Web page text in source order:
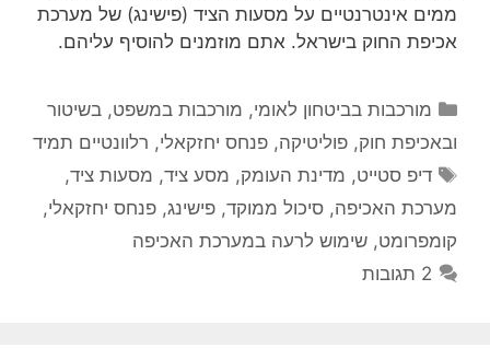
ממים אינטרנטיים על מסעות הציד (פישינג) של מערכת
אכיפת החוק בישראל. אתם מוזמנים להוסיף עליהם.
קטגוריות
מורכבות בביטחון לאומי, מורכבות במשפט, בשיטור
ובאכיפת חוק, פוליטיקה, פנחס יחזקאלי, רלוונטיים תמיד
תגיות
דיפ סטייט, מדינת העומק, מסע ציד, מסעות ציד,
מערכת האכיפה, סיכול ממוקד, פישינג, פנחס יחזקאלי,
קומפרומט, שימוש לרעה במערכת האכיפה
2 תגובות